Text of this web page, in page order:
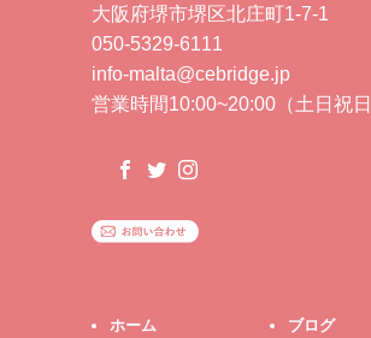
大阪府堺市堺区北庄町1-7-1
050-5329-6111
info-malta@cebridge.jp
営業時間10:00~20:00（土日祝日
ホーム ブログ